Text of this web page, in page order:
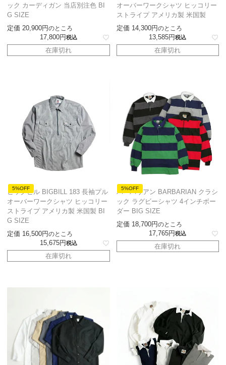
ック カーディガン 当店別注色 BI
G SIZE
定価 20,900 のところ
17,800 税込
在庫切れ
オーバーワークシャツ ヒッコリー
ストライプ アメリカ製 米国製
定価 14,300 のところ
13,585 税込
在庫切れ
5%OFF
ビッグビル BIGBILL 183 長袖プル
オーバーワークシャツ ヒッコリー
ストライプ アメリカ製 米国製 BI
G SIZE
定価 16,500 のところ
15,675 税込
在庫切れ
5%OFF
バーバリアン BARBARIAN クラシ
ック ラグビーシャツ 4インチボー
ダー BIG SIZE
定価 18,700 のところ
17,765 税込
在庫切れ